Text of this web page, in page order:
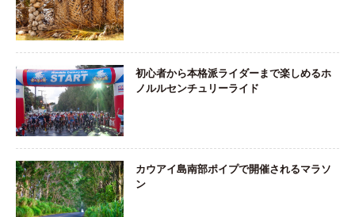
初心者から本格派ライダーまで楽しめるホ
ノルルセンチュリーライド
カウアイ島南部ポイプで開催されるマラソ
ン